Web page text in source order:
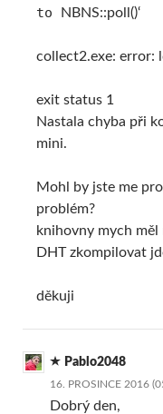
to
NBNS::poll()‘
collect2.exe: error:
exit status 1
Nastala chyba při
mini.
Mohl by jste me
problém?
knihovny mych
DHT zkompilovat
děkuji
Pablo2048
16. PROSINCE 2016
Dobrý den,